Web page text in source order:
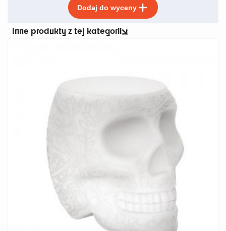
Dodaj do wyceny
produkt
ma
wiele
stronie
produktu
Inne produkty z tej kategorii